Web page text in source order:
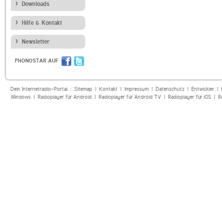
Downloads
Hilfe & Kontakt
Newsletter
PHONOSTAR AUF
Dein Internetradio-Portal : Sitemap| Kontakt| Impressum| Datenschutz| Entwickler|
Windows| Radioplayer für Android| Radioplayer für Android TV| Radioplayer für iOS|